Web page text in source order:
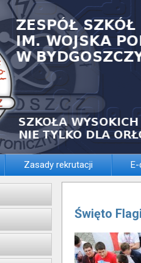
Zasady rekrutacji
Święto